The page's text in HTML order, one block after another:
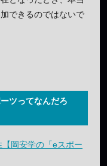
できるのではないで
ツってなんだろ
【岡安学の「eスポー